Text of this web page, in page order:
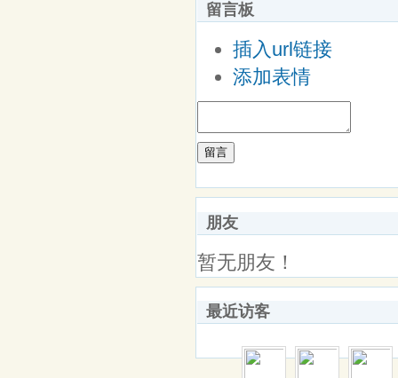
留言板
插入url链接
添加表情
留言
朋友
暂无朋友！
最近访客